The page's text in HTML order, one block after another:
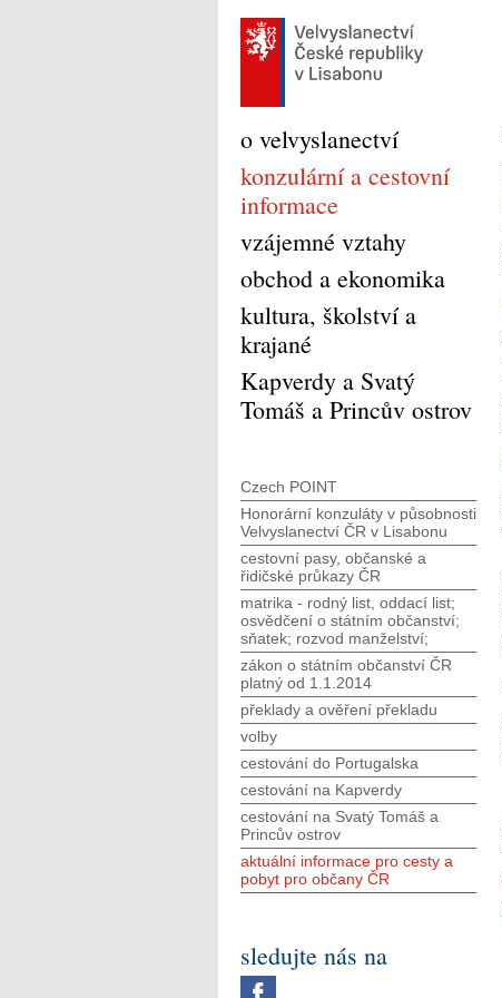
o velvyslanectví
konzulární a cestovní
informace
vzájemné vztahy
obchod a ekonomika
kultura, školství a
krajané
Kapverdy a Svatý
Tomáš a Princův ostrov
Czech POINT
Honorární konzuláty v působnosti
Velvyslanectví ČR v Lisabonu
cestovní pasy, občanské a
řidičské průkazy ČR
matrika - rodný list, oddací list;
osvědčení o státním občanství;
sňatek; rozvod manželství;
zákon o státním občanství ČR
platný od 1.1.2014
překlady a ověření překladu
volby
cestování do Portugalska
cestování na Kapverdy
cestování na Svatý Tomáš a
Princův ostrov
aktuální informace pro cesty a
pobyt pro občany ČR
sledujte nás na